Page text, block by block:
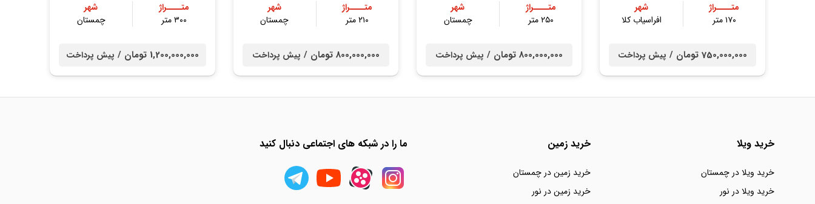
متــــراژ
۱۷۰ متر
شهر
افراسیاب کلا
750,000,000 تومان / پیش پرداخت
متــــراژ
۲۵۰ متر
شهر
چمستان
800,000,000 تومان / پیش پرداخت
متــــراژ
۲۱۰ متر
شهر
چمستان
800,000,000 تومان / پیش پرداخت
متــــراژ
۳۰۰ متر
شهر
چمستان
1,200,000,000 تومان / پیش پرداخت
خرید ویلا
خرید ویلا در چمستان
خرید ویلا در نور
خرید زمین
خرید زمین در چمستان
خرید زمین در نور
ما را در شبکه های اجتماعی دنبال کنید